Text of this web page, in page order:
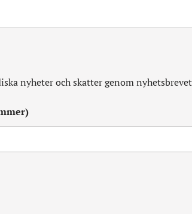
nyheter och skatter genom